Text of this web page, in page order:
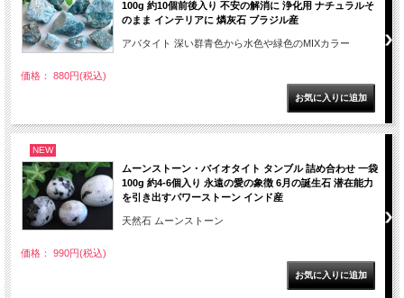
100g 約10個前後入り 不安の解消に 浄化用 ナチュラルそ
のまま インテリアに 燐灰石 ブラジル産
アパタイト 深い群青色から水色や緑色のMIXカラー
価格： 880円(税込)
NEW
ムーンストーン・バイオタイト タンブル 詰め合わせ 一袋
100g 約4-6個入り 永遠の愛の象徴 6月の誕生石 潜在能力
を引き出すパワーストーン インド産
天然石 ムーンストーン
価格： 990円(税込)